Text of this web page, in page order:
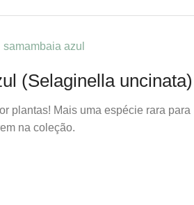
(Selaginella uncinata)
plantas! Mais uma espécie rara para
na coleção.